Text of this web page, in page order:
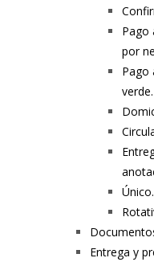
Pago
por
Pago
verde.
Único.
Entrega y